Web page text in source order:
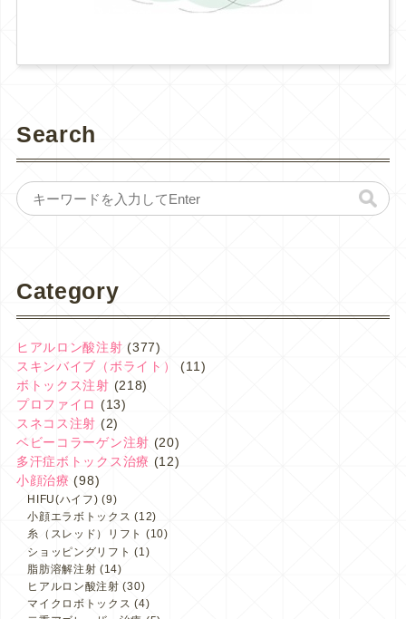
Search
Category
ヒアルロン酸注射 (377)
スキンバイブ（ボライト）
(11)
ボトックス注射 (218)
プロファイロ (13)
スネコス注射 (2)
ベビーコラーゲン注射 (20)
多汗症ボトックス治療 (12)
小顔治療 (98)
HIFU(ハイフ) (9)
小顔エラボトックス (12)
糸（スレッド）リフト (10)
ショッピングリフト (1)
脂肪溶解注射 (14)
ヒアルロン酸注射 (30)
マイクロボトックス (4)